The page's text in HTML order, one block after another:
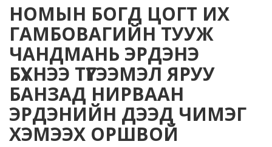
НОМЫН БОГД ЦОГТ ИХ
ГАМБОВАГИЙН ТУУЖ
ЧАНДМАНЬ ЭРДЭНЭ
БҮХНЭЭ ТҮГЭЭМЭЛ ЯРУУ
БАНЗАД НИРВААН
ЭРДЭНИЙН ДЭЭД ЧИМЭГ
ХЭМЭЭХ ОРШВОЙ